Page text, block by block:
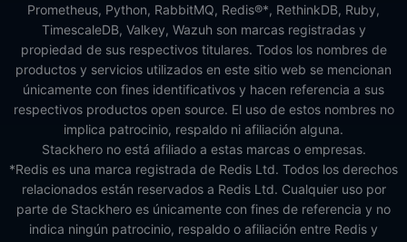
Prometheus, Python, RabbitMQ, Redis®*, RethinkDB, Ruby,
TimescaleDB, Valkey, Wazuh son marcas registradas y
propiedad de sus respectivos titulares. Todos los nombres de
productos y servicios utilizados en este sitio web se mencionan
únicamente con fines identificativos y hacen referencia a sus
respectivos productos open source. El uso de estos nombres no
implica patrocinio, respaldo ni afiliación alguna.
Stackhero no está afiliado a estas marcas o empresas.
*Redis es una marca registrada de Redis Ltd. Todos los derechos
relacionados están reservados a Redis Ltd. Cualquier uso por
parte de Stackhero es únicamente con fines de referencia y no
indica ningún patrocinio, respaldo o afiliación entre Redis y